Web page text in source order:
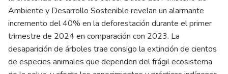
Ambiente y Desarrollo Sostenible revelan un alarmante
incremento del 40% en la deforestación durante el primer
trimestre de 2024 en comparación con 2023. La
desaparición de árboles trae consigo la extinción de cientos
de especies animales que dependen del frágil ecosistema